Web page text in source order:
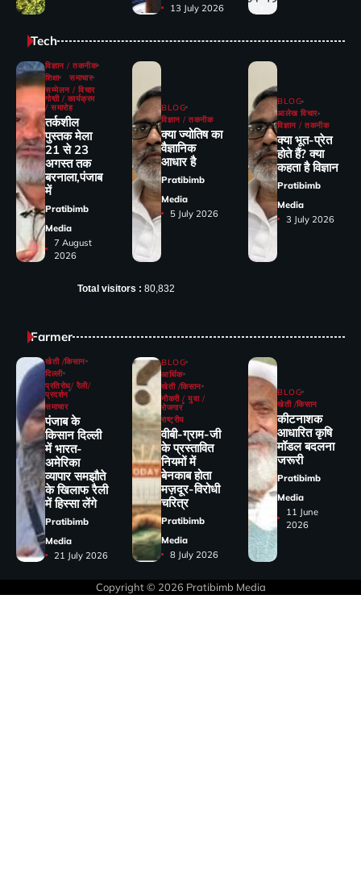
13 July 2026
Tech
विज्ञान / तकनीक
शिक्षा
समाचार
सम्मेलन / विचार
गोष्ठी / कार्यक्रम
/ समारोह
तर्कशील
पुस्तक मेला
21 से 23
अगस्त तक
बरनाला,पंजाब
में
Pratibimb
Media
7 August
2026
BLOG
विज्ञान / तकनीक
क्या ज्योतिष का
वैज्ञानिक
आधार है
Pratibimb
Media
5 July 2026
BLOG
आलेख विचार
विज्ञान / तकनीक
क्या भूत-प्रेत
होते हैं? क्या
कहता है विज्ञान
Pratibimb
Media
3 July 2026
Total visitors : 80,832
Farmer
खेती /किसान
दिल्ली
प्रतिरोध/ रैली/
प्रदर्शन
समाचार
पंजाब के
किसान दिल्ली
में भारत-
अमेरिका
व्यापार समझौते
के खिलाफ रैली
में हिस्सा लेंगे
Pratibimb
Media
21 July 2026
BLOG
आर्थिक
खेती /किसान
नौकरी / युवा /
रोजगार
राष्ट्रीय
वीबी-ग्राम-जी
के प्रस्तावित
नियमों में
बेनकाब होता
मज़दूर-विरोधी
चरित्र
Pratibimb
Media
8 July 2026
BLOG
खेती /किसान
कीटनाशक
आधारित कृषि
मॉडल बदलना
जरूरी
Pratibimb
Media
11 June
2026
Copyright © 2026 Pratibimb Media